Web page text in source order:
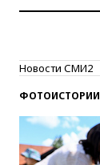
Новости СМИ2
ФОТОИСТОРИИ